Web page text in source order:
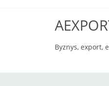
Byznys, export,